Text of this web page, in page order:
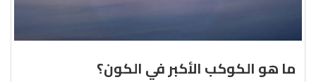
ما هو الكوكب الأكبر في الكون؟